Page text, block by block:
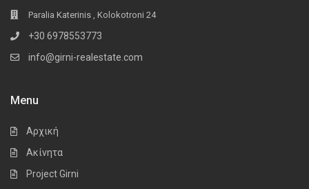
Paralia Katerinis , Kolokotroni 24
+30 6978553773
info@girni-realestate.com
Menu
Αρχική
Ακίνητα
Project Girni